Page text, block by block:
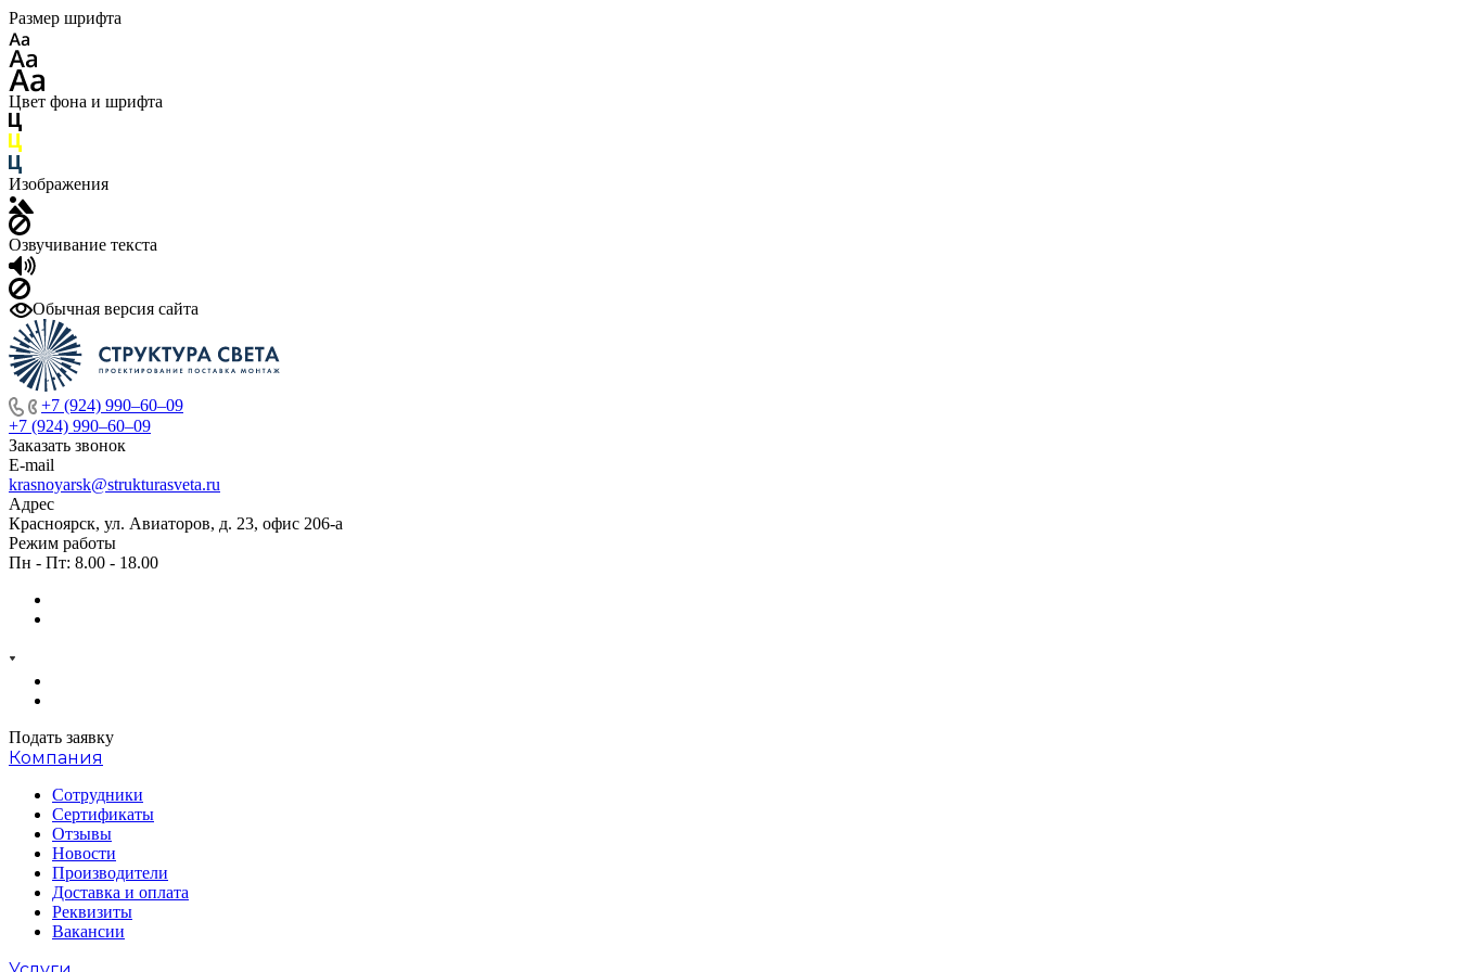
Размер шрифта
Цвет фона и шрифта
Изображения
Озвучивание текста
Обычная версия сайта
+7 (924) 990‒60‒09
+7 (924) 990‒60‒09
Заказать звонок
E-mail
krasnoyarsk@strukturasveta.ru
Адрес
Красноярск, ул. Авиаторов, д. 23, офис 206-а
Режим работы
Пн - Пт: 8.00 - 18.00
Подать заявку
Компания
Сотрудники
Сертификаты
Отзывы
Новости
Производители
Доставка и оплата
Реквизиты
Вакансии